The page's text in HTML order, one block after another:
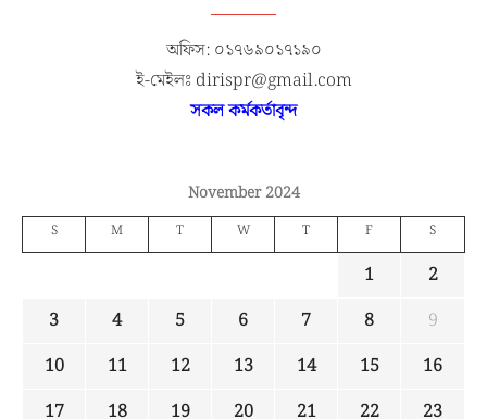
অফিস: ০১৭৬৯০১৭১৯০
ই-মেইলঃ dirispr@gmail.com
সকল কর্মকর্তাবৃন্দ
November 2024
S M T W T F S
1
2
3
4 5 6 7 8
9
10
11 12 13 14 15
16
17
18 19 20 21 22
23